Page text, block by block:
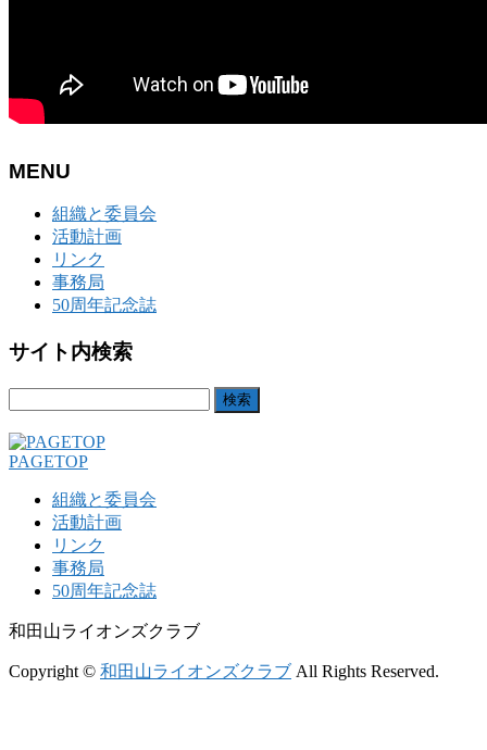
MENU
組織と委員会
活動計画
リンク
事務局
50周年記念誌
サイト内検索
PAGETOP
組織と委員会
活動計画
リンク
事務局
50周年記念誌
和田山ライオンズクラブ
Copyright © 和田山ライオンズクラブ All Rights Reserved.